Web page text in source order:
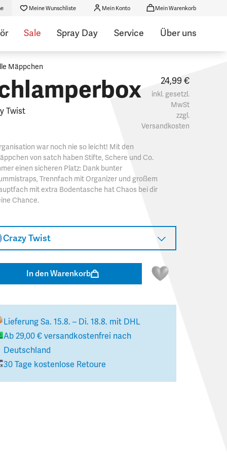
Meine Wunschliste Mein Konto Mein Warenkorb
Sale Spray Day Service Über uns
Mäppchen
Twist
24,99 €
inkl. gesetzl.
MwSt
zzgl.
Versandkosten
war noch nie so leicht! Mit den
von satch haben Stifte, Schere und Co.
einen sicheren Platz: Dank bunter
Trennfach mit Organizer und großem
mit extra Bodentasche hat Chaos bei dir
Chance.
Crazy Twist
In den Warenkorb
Lieferung Sa. 15.8. – Di. 18.8. mit DHL
Ab 29,00 €versandkostenfrei nach
Deutschland
30 Tage kostenlose Retoure